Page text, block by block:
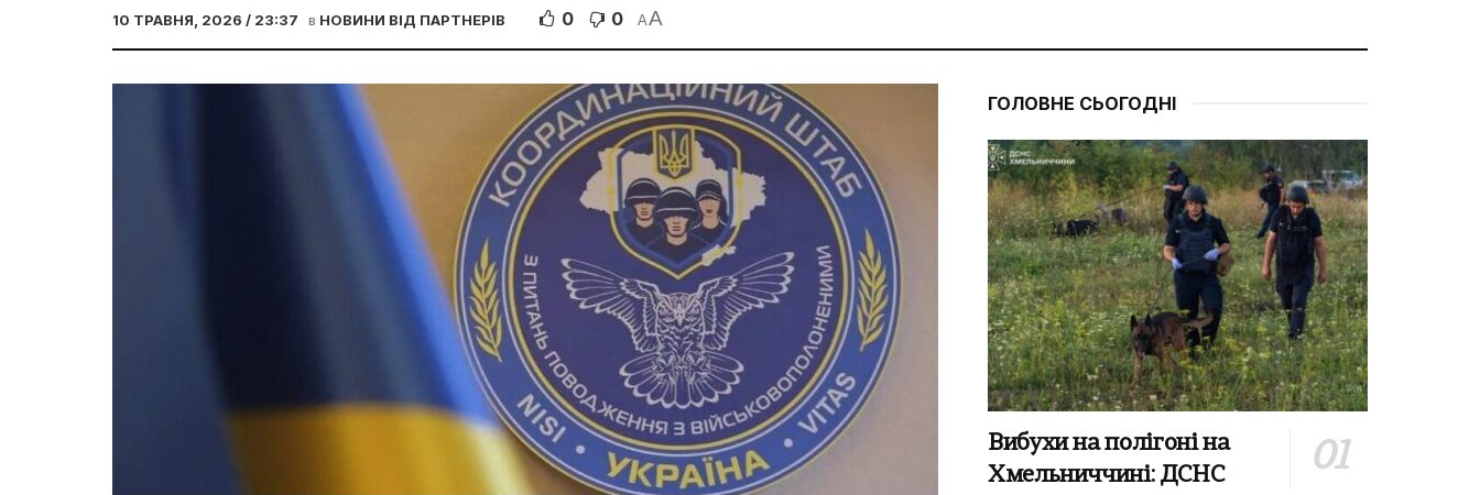
10 ТРАВНЯ, 2026 / 23:37 в НОВИНИ ВІД ПАРТНЕРІВ 0 0 AA
ГОЛОВНЕ СЬОГОДНІ
Вибухи на полігоні на
Хмельниччині: ДСНС